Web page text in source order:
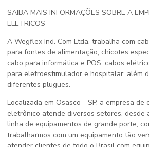
SAIBA MAIS INFORMAÇÕES SOBRE A
ELETRICOS
A Wegflex Ind. Com Ltda. trabalha com
para fontes de alimentação; chicotes
cabo para informática e POS; cabos
para eletroestimulador e hospitalar; além
diferentes plugues.
Localizada em Osasco - SP, a empresa de
eletrônico atende diversos setores, desde
linha de equipamentos de grande porte,
trabalharmos com um equipamento tão